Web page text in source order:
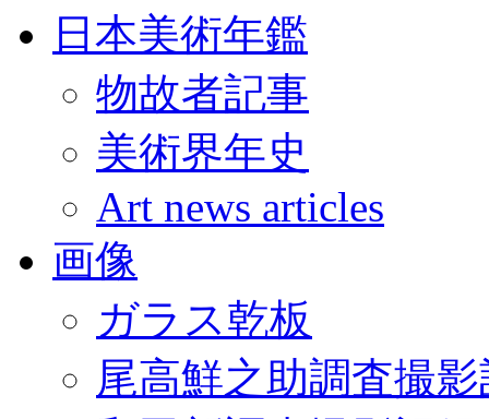
日本美術年鑑
物故者記事
美術界年史
Art news articles
画像
ガラス乾板
尾高鮮之助調査撮